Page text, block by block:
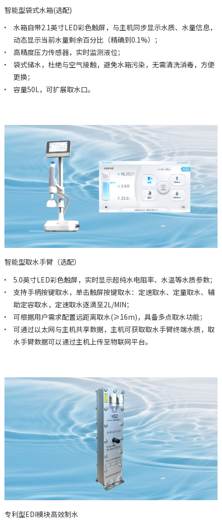
智能型袋式水箱(选配)
水箱自带2.1英寸LED彩色触屏，与主机同步显示水质、水量信息，
动态显示当前水量剩余百分比（精确到0.1%）；
高精度压力传感器，实时监测液位；
袋式储水，杜绝与空气接触，避免水箱污染，无需清洗消毒，方便
更换；
容量50L，可扩展取水口。
智能型取水手臂（选配）
5.0英寸LED彩色触屏，实时显示超纯水电阻率、水温等水质参数；
支持手柄按键取水，单击触屏按键取水：定速取水、定量取水、辅
助定容取水，定速取水逐滴至2L/MIN；
可根据用户需求配置远距离取水(≥16m)，具备多点取水功能；
可通过以太网与主机共享数据，主机可获取取水手臂终端水质，取
水手臂数据可以通过主机上传至物联网平台。
专利型EDI模块高效制水